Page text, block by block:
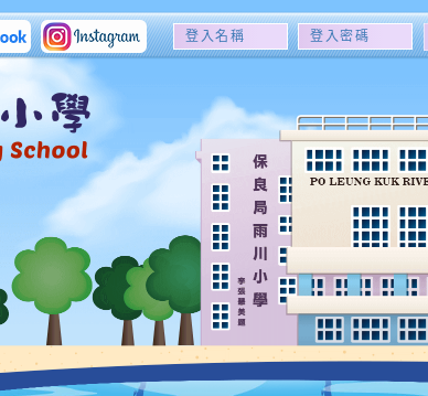
登
名
稱
登
密
碼